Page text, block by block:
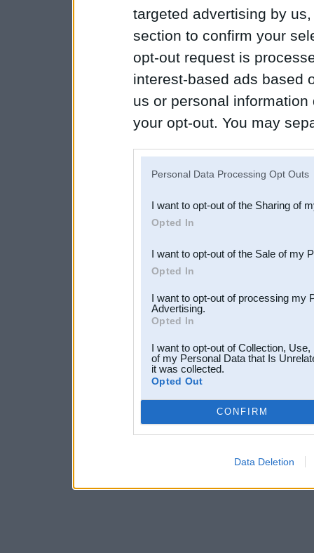
targeted advertising by
section to confirm your
opt-out request is
interest-based ads based
us or personal
your opt-out. You may
Downstream Participants
third parties.
Personal Data Processing Opt Outs
I want to opt-out of the Sharing of
Opted In
I want to opt-out of the Sale of my
Opted In
I want to opt-out of processing my
Advertising.
Opted In
I want to opt-out of Collection,
of my Personal Data that Is
it was collected.
Opted Out
CONFIRM
Data Deletion